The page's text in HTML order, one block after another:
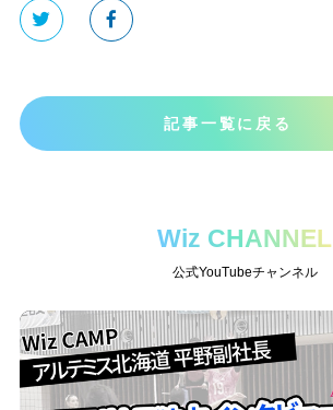
記事一覧に戻る
Wiz CHANNEL
公式YouTubeチャンネル